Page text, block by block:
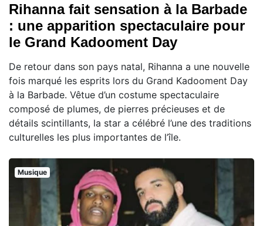
Rihanna fait sensation à la Barbade
: une apparition spectaculaire pour
le Grand Kadooment Day
De retour dans son pays natal, Rihanna a une nouvelle
fois marqué les esprits lors du Grand Kadooment Day
à la Barbade. Vêtue d’un costume spectaculaire
composé de plumes, de pierres précieuses et de
détails scintillants, la star a célébré l’une des traditions
culturelles les plus importantes de l’île.
Musique